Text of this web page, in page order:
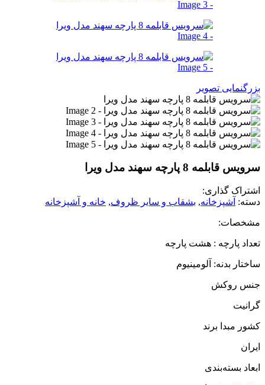
بزرگنمایی تصویر
سرویس قابلمه 8 پارچه سهند مدل ویرا
اشتراک گذاری:
دسته: آشپزخانه, بشقاب و سایر ظروف, خانه و آشپزخانه
مشخصات:
تعداد پارچه : هشت پارچه
ساختار بدنه: آلومینیوم
جنس روکش
گرانیت
کشور مبدا برند
ایران
ابعاد بسته‌بندی